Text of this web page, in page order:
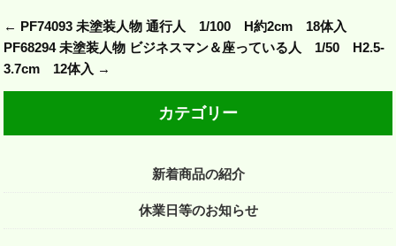
← PF74093 未塗装人物 通行人 1/100 H約2cm 18体入
PF68294 未塗装人物 ビジネスマン＆座っている人 1/50 H2.5-
3.7cm 12体入 →
カテゴリー
新着商品の紹介
休業日等のお知らせ